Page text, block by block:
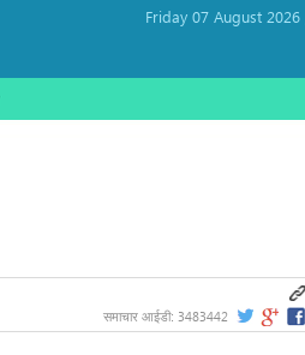
Friday 07 August 2026 ,
समाचार आईडी: 3483442